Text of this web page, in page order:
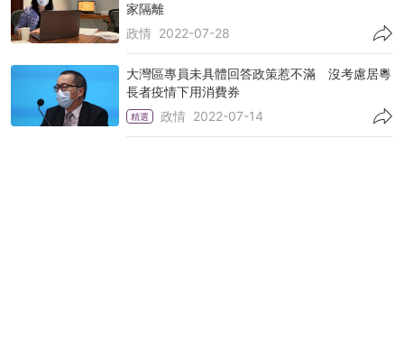
家隔離
政情 2022-07-28
大灣區專員未具體回答政策惹不滿 沒考慮居粵
長者疫情下用消費券
精選 政情 2022-07-14